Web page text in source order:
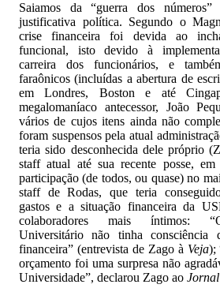
Saiamos da “guerra dos
justificativa política. Segundo o
crise financeira foi devida ao
funcional, isto devido à
carreira dos funcionários, e
faraônicos (incluídas a abertura de
em Londres, Boston e até
megalomaníaco antecessor, João
vários de cujos itens ainda não
foram suspensos pela atual
teria sido desconhecida dele próprio
staff atual até sua recente posse, em
participação (de todos, ou quase) no
staff de Rodas, que teria
gastos e a situação financeira da
colaboradores mais íntimos:
Universitário não tinha consciência
financeira” (entrevista de Zago à Veja);
orçamento foi uma surpresa não
Universidade”, declarou Zago ao